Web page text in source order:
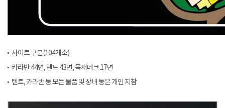
사이트 구분(104개소)
카라반 44면, 텐트 43면, 목재데크 17면
텐트, 카라반 등 모든 물품 및 장비 등은 개인 지참